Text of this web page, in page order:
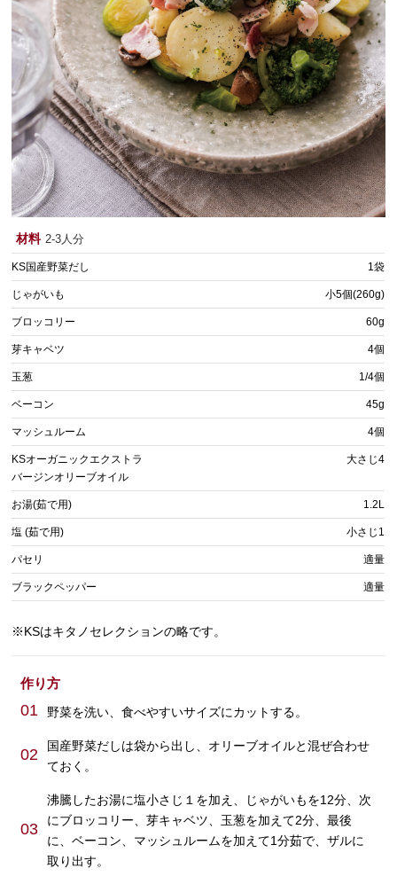
材料 2-3人分
KS国産野菜だし 1袋
じゃがいも 小5個(260g)
ブロッコリー 60g
芽キャベツ 4個
玉葱 1/4個
ベーコン 45g
マッシュルーム 4個
KSオーガニックエクストラ
バージンオリーブオイル
大さじ4
お湯(茹で用) 1.2L
塩 (茹で用) 小さじ1
パセリ 適量
ブラックペッパー 適量
※KSはキタノセレクションの略です。
作り方
01 野菜を洗い、食べやすいサイズにカットする。
02
国産野菜だしは袋から出し、オリーブオイルと混ぜ合わせ
ておく。
03
沸騰したお湯に塩小さじ１を加え、じゃがいもを12分、次
にブロッコリー、芽キャベツ、玉葱を加えて2分、最後
に、ベーコン、マッシュルームを加えて1分茹で、ザルに
取り出す。